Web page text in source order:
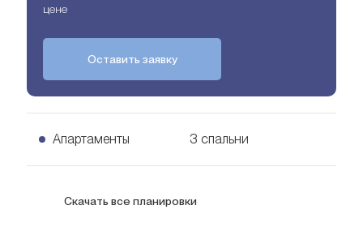
цене
Оставить заявку
Апартаменты 3 спальни
3 спальни Апартаменты
Скачать все планировки